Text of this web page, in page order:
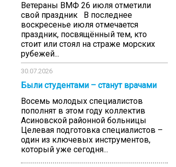
Ветераны ВМФ 26 июля отметили
свой праздник В последнее
воскресенье июля отмечается
праздник, посвящённый тем, кто
стоит или стоял на страже морских
рубежей...
30.07.2026
Были студентами – станут врачами
Восемь молодых специалистов
пополнят в этом году коллектив
Асиновской районной больницы
Целевая подготовка специалистов –
один из ключевых инструментов,
который уже сегодня...